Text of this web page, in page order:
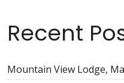
Recent
Mountain View Lodge,